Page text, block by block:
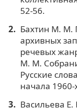
52-56.
Бахтин М. М.
архивных
речевых
М. М.
Русские
начала 1960-
Васильева